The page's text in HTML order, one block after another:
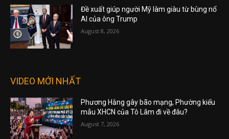
Đề xuất giúp người Mỹ làm giàu từ bùng nổ
AI của ông Trump
August 8, 2026
VIDEO MỚI NHẤT
Phương Hằng gây bão mạng, Phường kiểu
mẫu XHCN của Tô Lâm đi về đâu?
August 7, 2026